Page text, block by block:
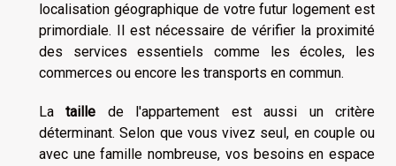
localisation géographique de votre futur logement est
primordiale. Il est nécessaire de vérifier la proximité
des services essentiels comme les écoles, les
commerces ou encore les transports en commun.
Lataille de l'appartement est aussi un critère
déterminant. Selon que vous vivez seul, en couple ou
avec une famille nombreuse, vos besoins en espace